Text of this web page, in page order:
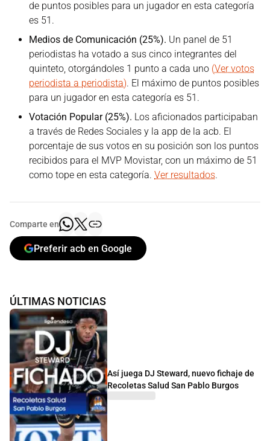
de puntos posibles para un jugador en esta categoría
es 51.
Medios de Comunicación (25%). Un panel de 51
periodistas ha votado a sus cinco integrantes del
quinteto, otorgándoles 1 punto a cada uno (Ver votos
periodista a periodista). El máximo de puntos posibles
para un jugador en esta categoría es 51.
Votación Popular (25%). Los aficionados participaban
a través de Redes Sociales y la app de la acb. El
porcentaje de sus votos en su posición son los puntos
recibidos para el MVP Movistar, con un máximo de 51
como tope en esta categoría. Ver resultados.
Comparte en
Preferir acb en Google
ÚLTIMAS NOTICIAS
Así juega DJ Steward, nuevo fichaje de
Recoletas Salud San Pablo Burgos